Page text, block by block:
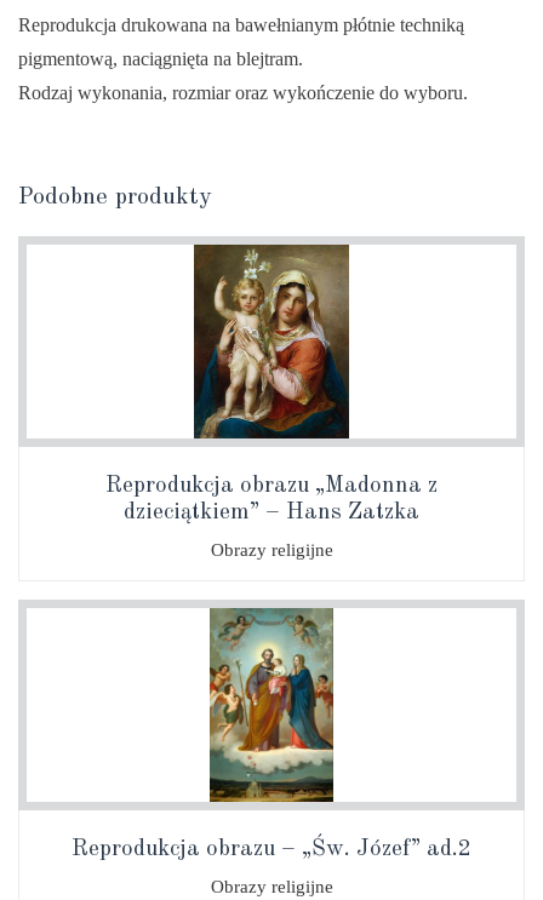
"św.
Piotr"
Reprodukcja drukowana na bawełnianym płótnie techniką
pigmentową, naciągnięta na blejtram.
Rodzaj wykonania, rozmiar oraz wykończenie do wyboru.
Podobne produkty
Reprodukcja obrazu „Madonna z
dzieciątkiem” – Hans Zatzka
Obrazy religijne
Reprodukcja obrazu – „Św. Józef” ad.2
Obrazy religijne